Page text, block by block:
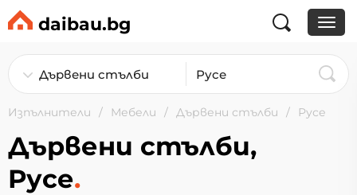
daibau.bg
Изпълнители Мебели Дървени стълби Русе
Дървени стълби,
Русе.